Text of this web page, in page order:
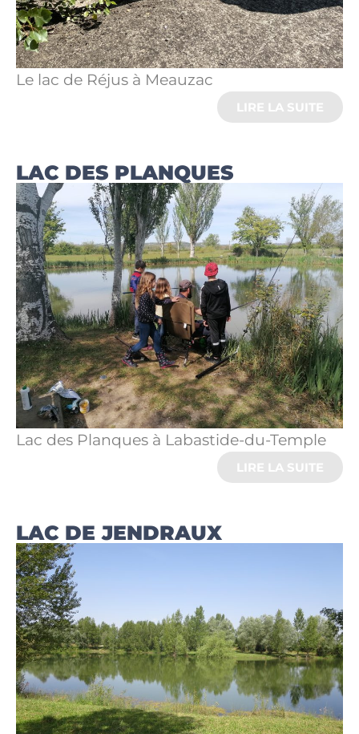
Le lac de Réjus à Meauzac
LIRE LA SUITE
LAC DES PLANQUES
Lac des Planques à Labastide-du-Temple
LIRE LA SUITE
LAC DE JENDRAUX